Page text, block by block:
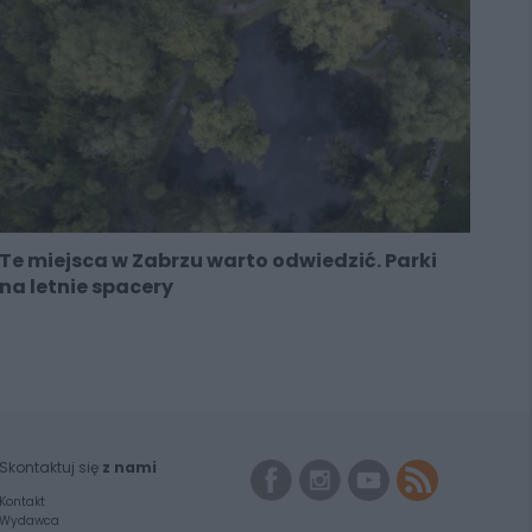
Te miejsca w Zabrzu warto odwiedzić. Parki
na letnie spacery
Skontaktuj się z nami
Kontakt
Wydawca